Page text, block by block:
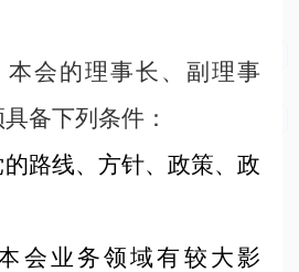
本会的理事长、副理事
备下列条件：
路线、方针、政策、政
会业务领域有较大影